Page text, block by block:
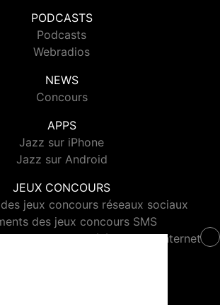
PODCASTS
Podcasts
Webradios
NEWS
Concours
APPS
Jazz sur iPhone
Jazz sur Android
JEUX CONCOURS
jeux concours réseaux sociaux
des jeux concours SMS
jeux concours téléphone et internet